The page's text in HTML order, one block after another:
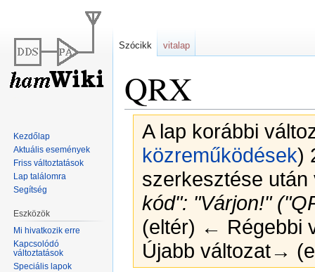
QRX
A lap korábbi
közreműködések)
szerkesztése
kód": "Várjon!"
(eltér) ← Régebbi
Újabb változat→
Szócikk vitalap
Kezdőlap
Aktuális események
Friss változtatások
Lap találomra
Segítség
Eszközök
Mi hivatkozik erre
Kapcsolódó
változtatások
Speciális lapok